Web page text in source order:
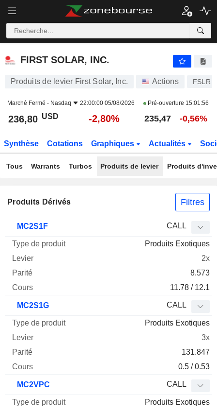
FIRST SOLAR, INC.
FIRST SOLAR, INC.
Produits de levier First Solar, Inc. Actions FSLR
Marché Fermé - Nasdaq 22:00:00 05/08/2026 Pré-ouverture 15:01:56
236,80 USD -2,80% 235,47 -0,56%
Synthèse Cotations Graphiques Actualités
Tous Warrants Turbos Produits de levier Produits
Produits Dérivés Filtres
Mnemo Type produit
Cours
MC2S1F CALL
Produits Exotiques
2x
8.573
11.78 / 12.1
MC2S1G CALL
Produits Exotiques
3x
131.847
0.5 / 0.53
MC2VPC CALL
Produits Exotiques